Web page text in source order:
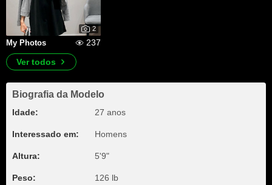
2
My Photos
237
Ver todos
Biografia da Modelo
Idade: 27 anos
Interessado em: Homens
Altura: 5'9"
Peso: 126 lb